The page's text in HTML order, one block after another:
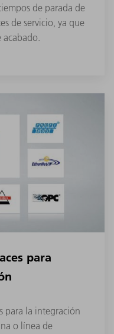
de parada de
de servicio, ya que
acabado.
para
para la integración
o línea de